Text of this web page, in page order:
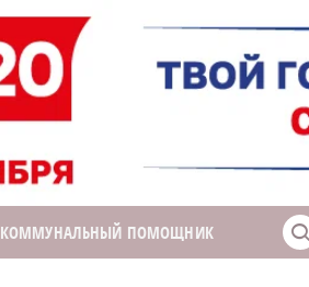
КОММУНАЛЬНЫЙ ПОМОЩНИК S